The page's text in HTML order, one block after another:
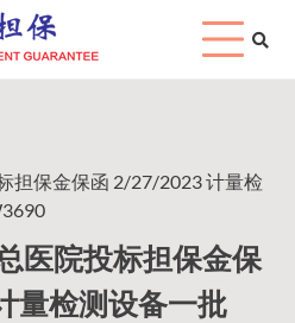
担保金保函 2/27/2023 计量检
医院投标担保金保
检测设备一批